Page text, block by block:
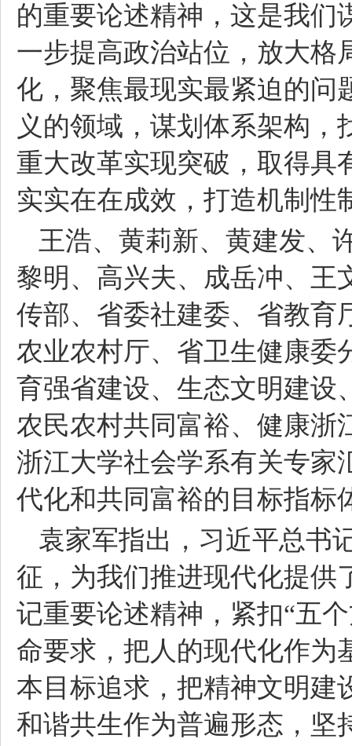
的重要论述精神，这是我们
一步提高政治站位，放大格
化，聚焦最现实最紧迫的问
义的领域，谋划体系架构
重大改革实现突破，取得具
实实在在成效，打造机制性
王浩、黄莉新、黄建发、
黎明、高兴夫、成岳冲、王
传部、省委社建委、省教育
农业农村厅、省卫生健康委
育强省建设、生态文明建设
农民农村共同富裕、健康浙
浙江大学社会学系有关专家
代化和共同富裕的目标指标
袁家军指出，习近平总书
征，为我们推进现代化提供
记重要论述精神，紧扣“五
命要求，把人的现代化作为
本目标追求，把精神文明建
和谐共生作为普遍形态，坚